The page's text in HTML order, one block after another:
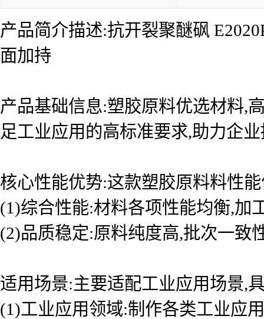
产品简介描述:抗开裂聚醚砜
面加持
产品基础信息:塑胶原料优选材料,
足工业应用的高标准要求,助力企
核心性能优势:这款塑胶原料料性
(1)综合性能:材料各项性能均衡,加
(2)品质稳定:原料纯度高,批次一致
适用场景:主要适配工业应用场景,
(1)工业应用领域:制作各类工业应